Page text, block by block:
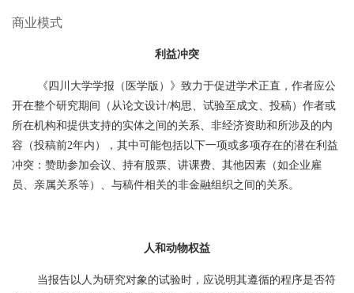
商业模式
利益冲突
《四川大学学报（医学版）》致力于促进学术正直，作者应公
开在整个研究期间（从论文设计/构思、试验至成文、投稿）作者或
所在机构和提供支持的实体之间的关系、非经济资助和所涉及的内
容（投稿前2年内），其中可能包括以下一项或多项存在的潜在利益
冲突：赞助参加会议、持有股票、讲课费、其他因素（如企业雇
员、亲属关系等）、与稿件相关的非金融组织之间的关系。
人和动物权益
当报告以人为研究对象的试验时，应说明其遵循的程序是否符